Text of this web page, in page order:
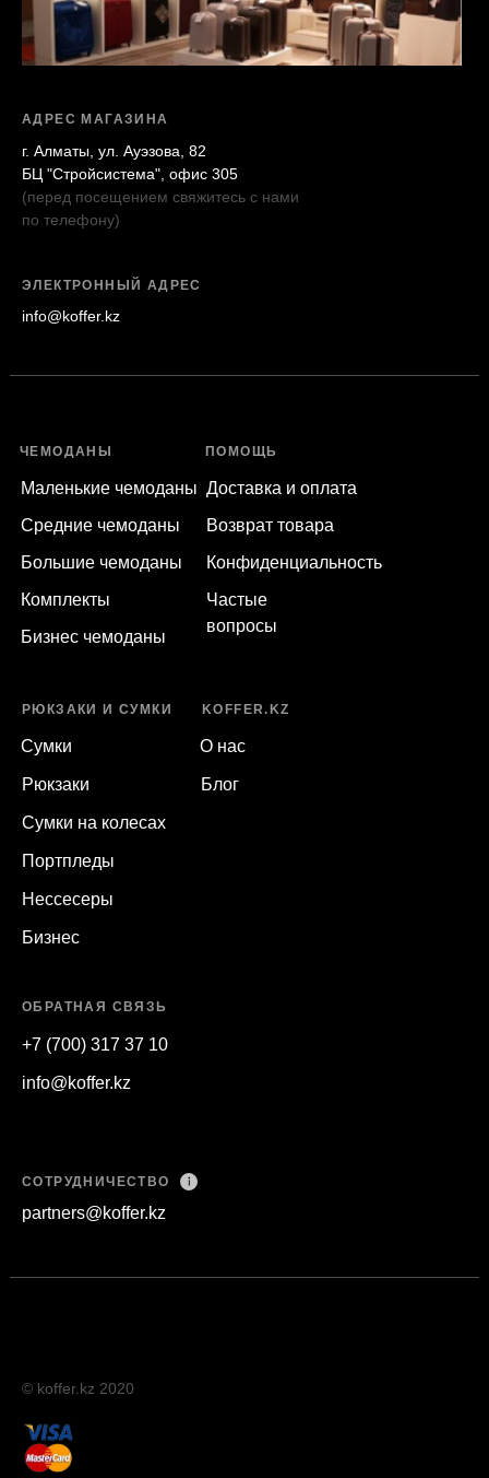
АДРЕС МАГАЗИНА
ЭЛЕКТРОННЫЙ АДРЕС
info@koffer.kz
г. Алматы, ул. Ауэзова, 82
БЦ "Стройсистема", офис 305
(перед посещением свяжитесь с нами
по телефону)
©️ koffer.kz 2020
KOFFER.KZ
ЧЕМОДАНЫ
РЮКЗАКИ И СУМКИ
ПОМОЩЬ
ОБРАТНАЯ СВЯЗЬ
Маленькие чемоданы
Средние чемоданы
Большие чемоданы
Комплекты
Сумки
Рюкзаки
Сумки на колесах
Портпледы
Нессесеры
Доставка и оплата
Возврат товара
Конфиденциальность
Частые
вопросы
О нас
Блог
+7 (700) 317 37 10
info@koffer.kz
СОТРУДНИЧЕСТВО
partners@koffer.kz
Бизнес чемоданы
Бизнес